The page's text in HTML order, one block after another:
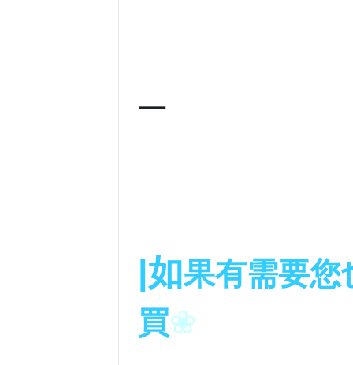
—
|如果有需要您
買❀